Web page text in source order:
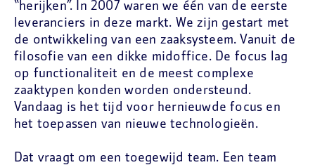
“herijken”. In 2007 waren we één van de eerste
leveranciers in deze markt. We zijn gestart met
de ontwikkeling van een zaaksysteem. Vanuit de
filosofie van een dikke midoffice. De focus lag
op functionaliteit en de meest complexe
zaaktypen konden worden ondersteund.
Vandaag is het tijd voor hernieuwde focus en
het toepassen van nieuwe technologieën.
Dat vraagt om een toegewijd team. Een team